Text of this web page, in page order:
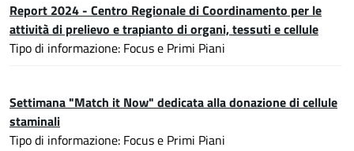
Report 2024 - Centro Regionale di Coordinamento per le
attività di prelievo e trapianto di organi, tessuti e cellule
Tipo di informazione: Focus e Primi Piani
Settimana "Match it Now" dedicata alla donazione di cellule
staminali
Tipo di informazione: Focus e Primi Piani